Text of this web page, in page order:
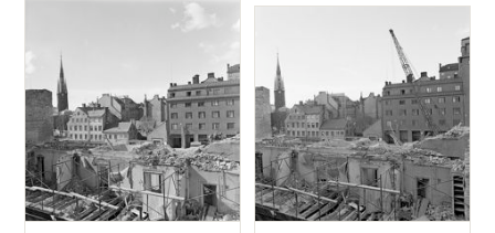
Trollhättan med
Gallerian